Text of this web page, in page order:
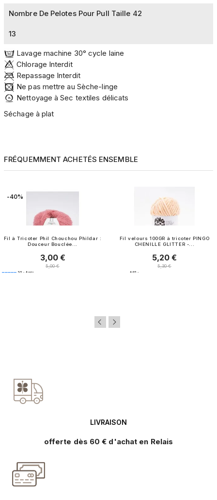
Nombre De Pelotes Pour Pull Taille 42
13
Lavage machine 30° cycle laine
Chlorage Interdit
Repassage Interdit
Ne pas mettre au Sèche-linge
Nettoyage à Sec textiles délicats
Séchage à plat
FRÉQUEMMENT ACHETÉS ENSEMBLE
-40%
Fil à Tricoter Phil Chouchou Phildar :
Douceur Bouclée...
Prix
3,00 €
Prix normal
5,00 €
5/5 - 4avis
Fil velours 100GR à tricoter PINGO
CHENILLE GLITTER -...
Prix
5,20 €
Prix normal
5,30 €
4.6/5 -
LIVRAISON
offerte dès 60 € d'achat en Relais